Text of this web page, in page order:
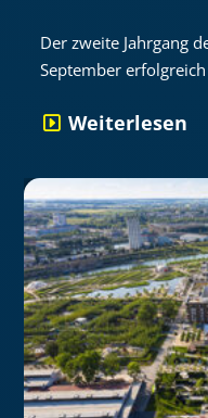
Der zweite Jahrgang
September
Weiterlesen